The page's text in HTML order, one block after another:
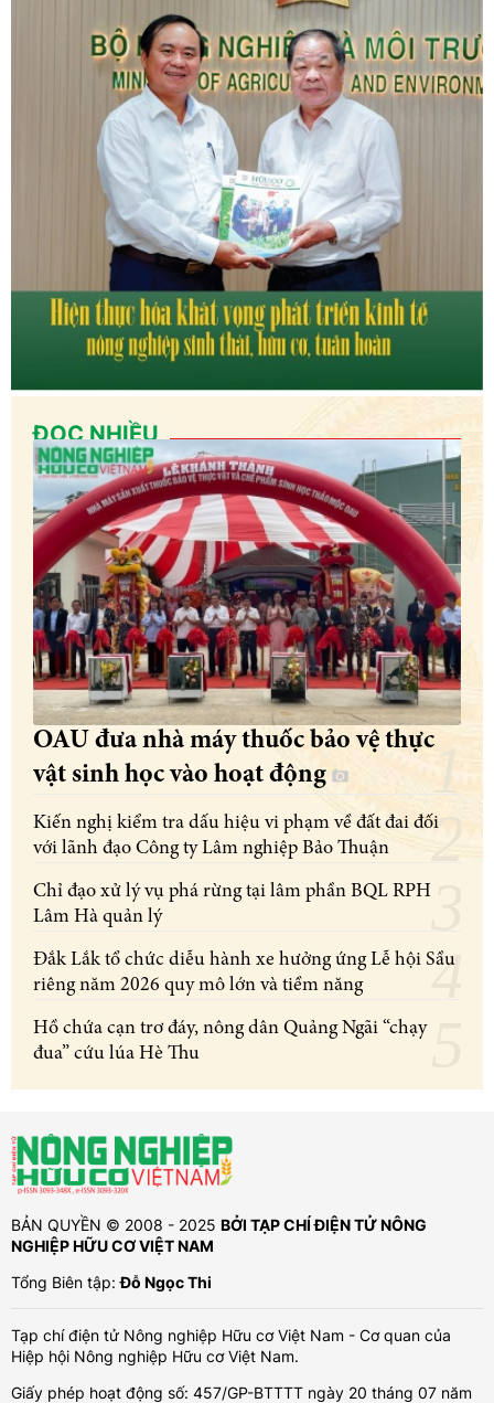
ĐỌC NHIỀU
OAU đưa nhà máy thuốc bảo vệ thực
vật sinh học vào hoạt động
Kiến nghị kiểm tra dấu hiệu vi phạm về đất đai đối
với lãnh đạo Công ty Lâm nghiệp Bảo Thuận
Chỉ đạo xử lý vụ phá rừng tại lâm phần BQL RPH
Lâm Hà quản lý
Đắk Lắk tổ chức diễu hành xe hưởng ứng Lễ hội Sầu
riêng năm 2026 quy mô lớn và tiềm năng
Hồ chứa cạn trơ đáy, nông dân Quảng Ngãi “chạy
đua” cứu lúa Hè Thu
BẢN QUYỀN © 2008 - 2025 BỞI TẠP CHÍ ĐIỆN TỬ NÔNG
NGHIỆP HỮU CƠ VIỆT NAM
Tổng Biên tập:Đỗ Ngọc Thi
Tạp chí điện tử Nông nghiệp Hữu cơ Việt Nam - Cơ quan của
Hiệp hội Nông nghiệp Hữu cơ Việt Nam.
Giấy phép hoạt động số: 457/GP-BTTTT ngày 20 tháng 07 năm